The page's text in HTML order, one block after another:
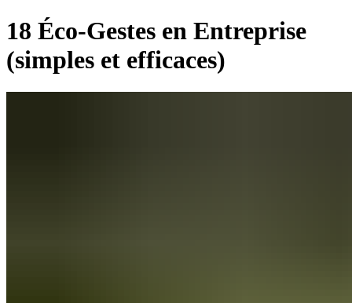
18 Éco-Gestes en Entreprise
(simples et efficaces)